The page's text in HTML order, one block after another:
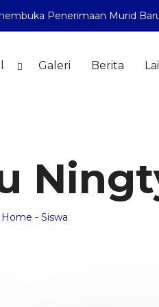
Penerimaan Murid Baru
Galeri Berita
Home - Siswa